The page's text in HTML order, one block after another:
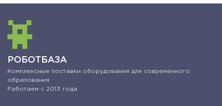
РОБОТБАЗА
Комплексные поставки оборудования для современного
образования
Работаем с 2013 года